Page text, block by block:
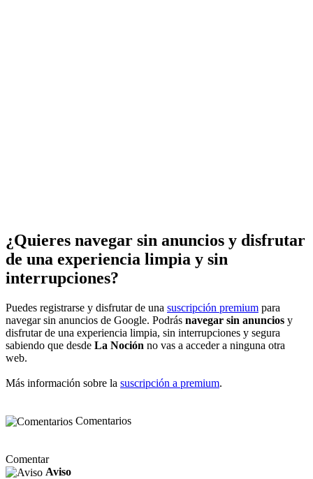
¿Quieres navegar sin anuncios y disfrutar
de una experiencia limpia y sin
interrupciones?
Puedes registrarse y disfrutar de una suscripción premium para
navegar sin anuncios de Google. Podrás navegar sin anuncios y
disfrutar de una experiencia limpia, sin interrupciones y segura
sabiendo que desde La Noción no vas a acceder a ninguna otra
web.
Más información sobre la suscripción a premium.
Comentarios
Comentar
Aviso